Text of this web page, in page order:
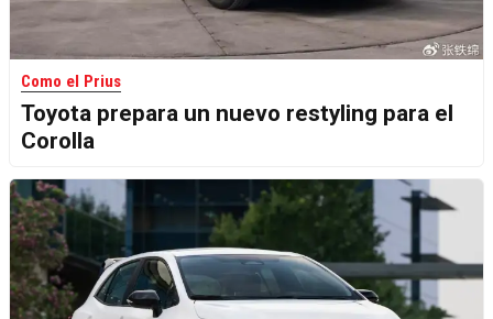
Como el Prius
Toyota prepara un nuevo restyling para el
Corolla